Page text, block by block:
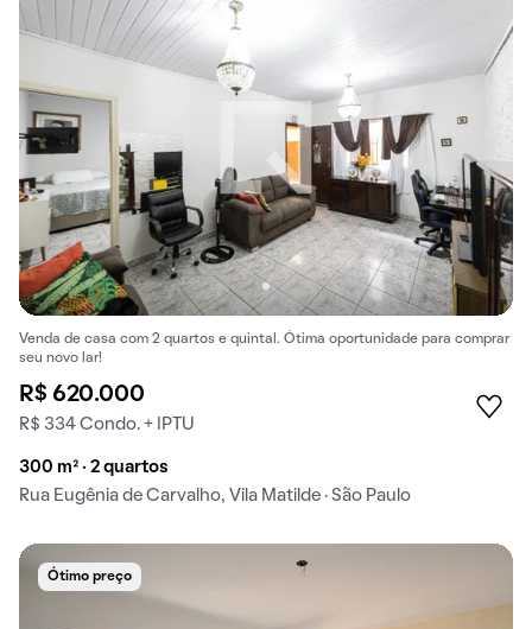
Venda de casa com 2 quartos e quintal. Ótima oportunidade para comprar
seu novo lar!
R$ 620.000
R$ 334 Condo. + IPTU
300 m² · 2 quartos
Rua Eugênia de Carvalho, Vila Matilde · São Paulo
Ótimo preço